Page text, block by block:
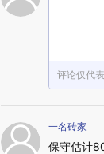
评论仅代
一名砖家
保守估计